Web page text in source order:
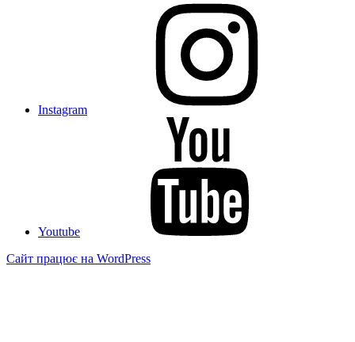
Instagram
Youtube
Сайт працює на WordPress